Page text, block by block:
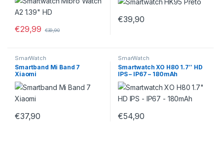
€29,99 €39,90
€39,90
SmarWatch
Smartband Mi Band 7
Xiaomi
€37,90
SmarWatch
Smartwatch XO H80 1.7″ HD
IPS – IP67 – 180mAh
€54,90